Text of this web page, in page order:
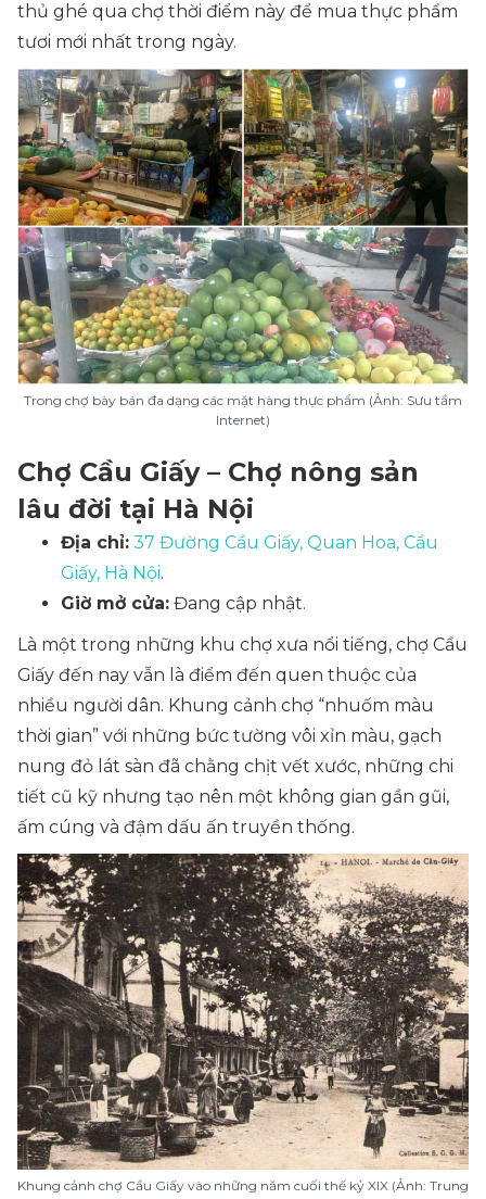
thủ ghé qua chợ thời điểm này để mua thực phẩm
tươi mới nhất trong ngày.
Trong chợ bày bán đa dạng các mặt hàng thực phẩm (Ảnh: Sưu tầm
Internet)
Chợ Cầu Giấy – Chợ nông sản
lâu đời tại Hà Nội
Địa chỉ: 37 Đường Cầu Giấy, Quan Hoa, Cầu
Giấy, Hà Nội.
Giờ mở cửa: Đang cập nhật.
Là một trong những khu chợ xưa nổi tiếng, chợ Cầu
Giấy đến nay vẫn là điểm đến quen thuộc của
nhiều người dân. Khung cảnh chợ “nhuốm màu
thời gian” với những bức tường vôi xỉn màu, gạch
nung đỏ lát sàn đã chằng chịt vết xước, những chi
tiết cũ kỹ nhưng tạo nên một không gian gần gũi,
ấm cúng và đậm dấu ấn truyền thống.
Khung cảnh chợ Cầu Giấy vào những năm cuối thế kỷ XIX (Ảnh: Trung